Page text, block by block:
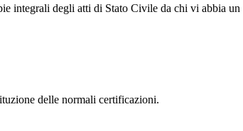
integrali degli atti di Stato Civile da chi vi abbia
delle normali certificazioni.